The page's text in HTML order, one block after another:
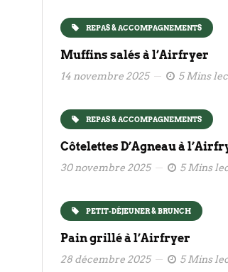
REPAS & ACCOMPAGNEMENTS
Muffins salés à l’Airfryer
14 novembre 2025 5 Mins
REPAS & ACCOMPAGNEMENTS
Côtelettes D’Agneau à
30 novembre 2025 5 Mins
PETIT-DÉJEUNER & BRUNCH
Pain grillé à l’Airfryer
28 décembre 2025 5 Mins